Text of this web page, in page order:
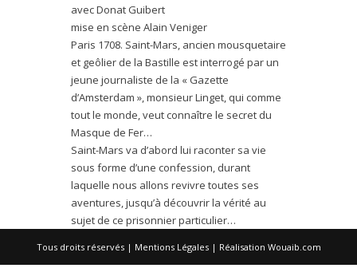
avec Donat Guibert
mise en scène Alain Veniger
Paris 1708. Saint-Mars, ancien mousquetaire
et geôlier de la Bastille est interrogé par un
jeune journaliste de la « Gazette
d’Amsterdam », monsieur Linget, qui comme
tout le monde, veut connaître le secret du
Masque de Fer…
Saint-Mars va d’abord lui raconter sa vie
sous forme d’une confession, durant
laquelle nous allons revivre toutes ses
aventures, jusqu’à découvrir la vérité au
sujet de ce prisonnier particulier…
Tous droits réservés | Mentions Légales| Réalisation Wouaib.com